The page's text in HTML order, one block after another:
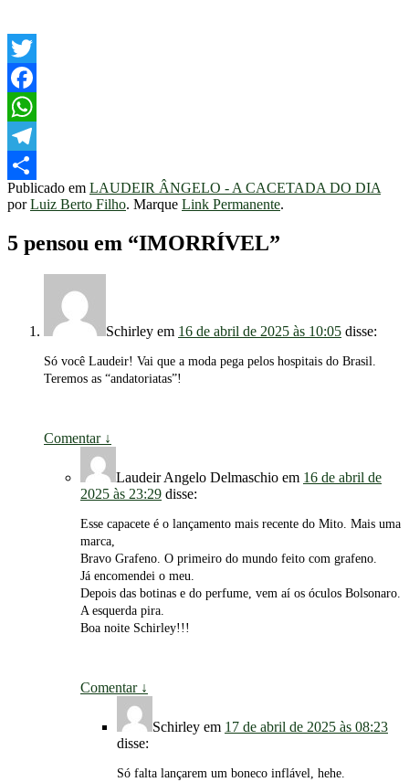
Twitter
Facebook
WhatsApp
Telegram
Share
Publicado em LAUDEIR ÂNGELO - A CACETADA DO DIA
porLuiz Berto Filho. Marque Link Permanente.
5 pensou em “IMORRÍVEL”
Schirley em 16 de abril de 2025 às 10:05 disse:
Só você Laudeir! Vai que a moda pega pelos hospitais do Brasil.
Teremos as “andatoriatas”!
Comentar ↓
Laudeir Angelo Delmaschio em 16 de abril de
2025 às 23:29 disse:
Esse capacete é o lançamento mais recente do Mito. Mais uma
marca,
Bravo Grafeno. O primeiro do mundo feito com grafeno.
Já encomendei o meu.
Depois das botinas e do perfume, vem aí os óculos Bolsonaro.
A esquerda pira.
Boa noite Schirley!!!
Comentar ↓
Schirley em 17 de abril de 2025 às 08:23
disse:
Só falta lançarem um boneco inflável, hehe.